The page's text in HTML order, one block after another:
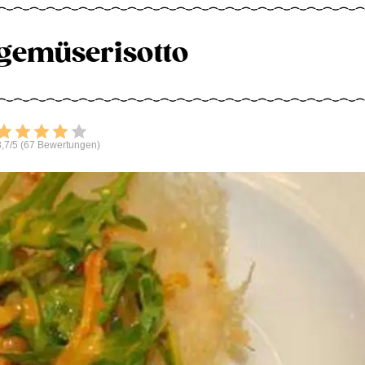
Bewerten
5 (67 Bewertungen)